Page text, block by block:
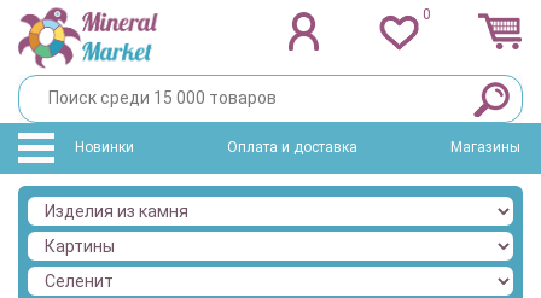
0
Новинки Оплата и доставка Магазины